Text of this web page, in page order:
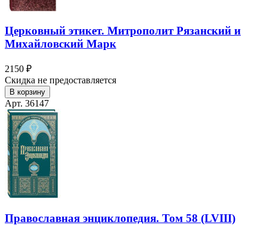
Церковный этикет. Митрополит Рязанский и
Михайловский Марк
2150 ₽
Скидка не предоставляется
В корзину
Арт. 36147
Православная энциклопедия. Том 58 (LVIII)